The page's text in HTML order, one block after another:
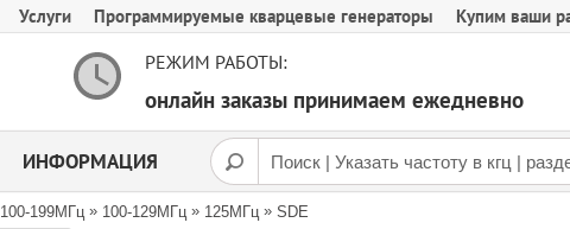
Услуги Программируемые кварцевые генераторы Купим ваши
РЕЖИМ РАБОТЫ:
онлайн заказы принимаем ежедневно
ИНФОРМАЦИЯ
100-199МГц » 100-129МГц » 125МГц » SDE